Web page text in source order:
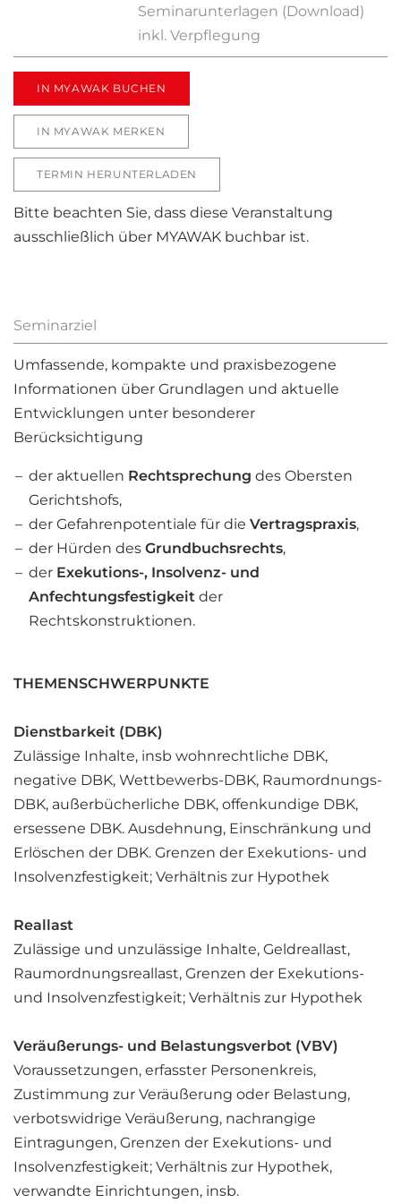
Seminarunterlagen (Download)
inkl. Verpflegung
IN MYAWAK BUCHEN
IN MYAWAK MERKEN
TERMIN HERUNTERLADEN
Bitte beachten Sie, dass diese Veranstaltung
ausschließlich über MYAWAK buchbar ist.
Seminarziel
Umfassende, kompakte und praxisbezogene
Informationen über Grundlagen und aktuelle
Entwicklungen unter besonderer
Berücksichtigung
der aktuellen Rechtsprechung des Obersten
Gerichtshofs,
der Gefahrenpotentiale für die Vertragspraxis,
der Hürden des Grundbuchsrechts,
der Exekutions-, Insolvenz- und
Anfechtungsfestigkeit der
Rechtskonstruktionen.
THEMENSCHWERPUNKTE
Dienstbarkeit (DBK)
Zulässige Inhalte, insb wohnrechtliche DBK,
negative DBK, Wettbewerbs-DBK, Raumordnungs-
DBK, außerbücherliche DBK, offenkundige DBK,
ersessene DBK. Ausdehnung, Einschränkung und
Erlöschen der DBK. Grenzen der Exekutions- und
Insolvenzfestigkeit; Verhältnis zur Hypothek
Reallast
Zulässige und unzulässige Inhalte, Geldreallast,
Raumordnungsreallast, Grenzen der Exekutions-
und Insolvenzfestigkeit; Verhältnis zur Hypothek
Veräußerungs- und Belastungsverbot (VBV)
Voraussetzungen, erfasster Personenkreis,
Zustimmung zur Veräußerung oder Belastung,
verbotswidrige Veräußerung, nachrangige
Eintragungen, Grenzen der Exekutions- und
Insolvenzfestigkeit; Verhältnis zur Hypothek,
verwandte Einrichtungen, insb.